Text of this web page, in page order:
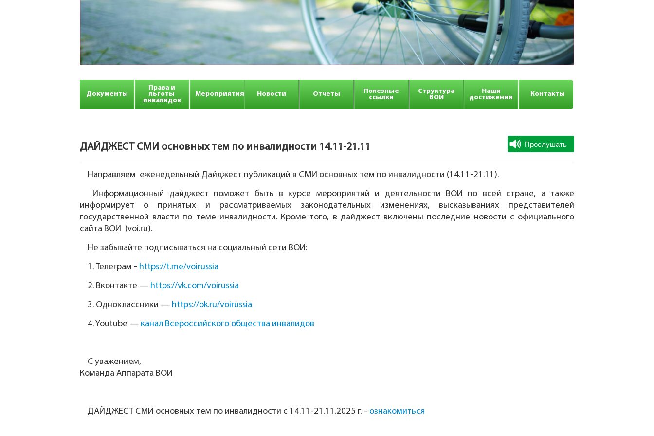
Документы
Права и
льготы
инвалидов
Мероприятия Новости Отчеты
Полезные
ссылки
Структура
ВОИ
Наши
достижения
Контакты
ДАЙДЖЕСТ СМИ основных тем по инвалидности 14.11-21.11
Направляем еженедельный Дайджест публикаций в СМИ основных тем по инвалидности (14.11-21.11).
Информационный дайджест поможет быть в курсе мероприятий и деятельности ВОИ по всей стране, а также
информирует о принятых и рассматриваемых законодательных изменениях, высказываниях представителей
государственной власти по теме инвалидности. Кроме того, в дайджест включены последние новости с официального
сайта ВОИ (voi.ru).
Не забывайте подписываться на социальный сети ВОИ:
1. Телеграм - https://t.me/voirussia
2. Вконтакте — https://vk.com/voirussia
3. Одноклассники — https://ok.ru/voirussia
4.Youtube — канал Всероссийского общества инвалидов
С уважением,
Команда Аппарата ВОИ
ДАЙДЖЕСТ СМИ основных тем по инвалидности с 14.11-21.11.2025 г. - ознакомиться